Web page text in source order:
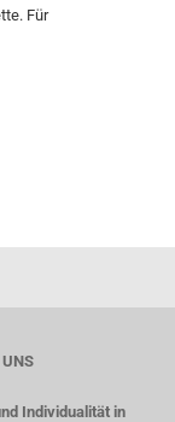
Für
UNS
Individualität in